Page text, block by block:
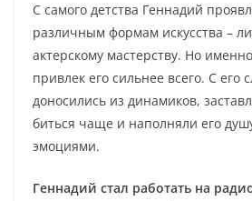
С самого детства Геннадий
различным формам искусства –
актерскому мастерству. Но
привлек его сильнее всего. С его
доносились из динамиков,
биться чаще и наполняли его
эмоциями.
Геннадий стал работать на